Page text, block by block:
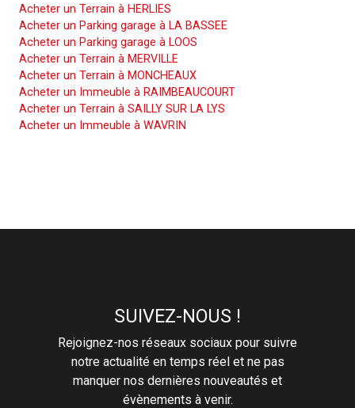
Acheter un Terrain à HERLIES
Acheter un Parking garage à LA BASSEE
Acheter un Parking garage à LOOS
Acheter un Terrain à MERVILLE
Acheter un Terrain à MONCHEAUX
Acheter un Immeuble à RAIMBEAUCOURT
Acheter un Terrain à SAILLY SUR LA LYS
Acheter un Immeuble à WAVRIN
SUIVEZ-NOUS !
Rejoignez-nos réseaux sociaux pour suivre
notre actualité en temps réel et ne pas
manquer nos dernières nouveautés et
évènements à venir.